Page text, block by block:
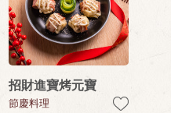
招財進寶烤元寶
節慶料理